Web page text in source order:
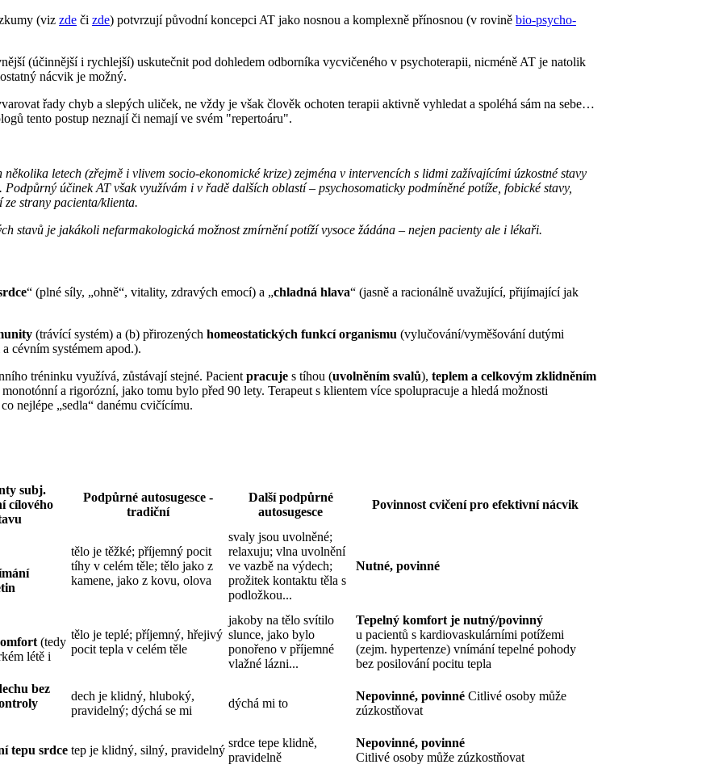
(viz zde či zde) potvrzují původní koncepci AT jako nosnou a komplexně přínosnou (v rovině bio-psycho-
(účinnější i rychlejší) uskutečnit pod dohledem odborníka vycvičeného v psychoterapii, nicméně AT je natolik
nácvik je možný.
řady chyb a slepých uliček, ne vždy je však člověk ochoten terapii aktivně vyhledat a spoléhá sám na sebe…
tento postup neznají či nemají ve svém "repertoáru".
letech (zřejmě i vlivem socio-ekonomické krize) zejména v intervencích s lidmi zažívajícími úzkostné stavy
účinek AT však využívám i v řadě dalších oblastí – psychosomaticky podmíněné potíže, fobické stavy,
strany pacienta/klienta.
stavů je jakákoli nefarmakologická možnost zmírnění potíží vysoce žádána – nejen pacienty ale i lékaři.
“ (plné síly, „ohně“, vitality, zdravých emocí) a „chladná hlava“ (jasně a racionálně uvažující, přijímající jak
(trávící systém) a (b) přirozených homeostatických funkcí organismu (vylučování/vyměšování dutými
cévním systémem apod.).
tréninku využívá, zůstávají stejné. Pacient pracuje s tíhou (uvolněním svalů), teplem a celkovým zklidněním
a rigorózní, jako tomu bylo před 90 lety. Terapeut s klientem více spolupracuje a hledá možnosti
nejlépe „sedla“ danému cvičícímu.
subj.
cílového
Podpůrné autosugesce -
tradiční
Další podpůrné
autosugesce
Povinnost cvičení pro efektivní nácvik
tělo je těžké; příjemný pocit
tíhy v celém těle; tělo jako z
kamene, jako z kovu, olova
svaly jsou uvolněné;
relaxuju; vlna uvolnění
ve vazbě na výdech;
prožitek kontaktu těla s
podložkou...
Nutné, povinné
(tedy
létě i
tělo je teplé; příjemný, hřejivý
pocit tepla v celém těle
jakoby na tělo svítilo
slunce, jako bylo
ponořeno v příjemné
vlažné lázni...
Tepelný komfort je nutný/povinný
u pacientů s kardiovaskulárními potížemi
(zejm. hypertenze) vnímání tepelné pohody
bez posilování pocitu tepla
bez
dech je klidný, hluboký,
pravidelný; dýchá se mi
dýchá mi to
Nepovinné, povinné Citlivé osoby může
zúzkostňovat
tepu srdce tep je klidný, silný, pravidelný
srdce tepe klidně,
pravidelně
Nepovinné, povinné
Citlivé osoby může zúzkostňovat